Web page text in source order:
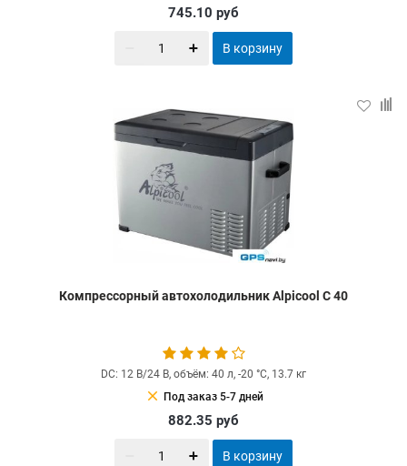
745.10 руб
В корзину
Компрессорный автохолодильник Alpicool C 40
DC: 12 В/24 В, объём: 40 л, -20 °С, 13.7 кг
clear Под заказ 5-7 дней
882.35 руб
В корзину